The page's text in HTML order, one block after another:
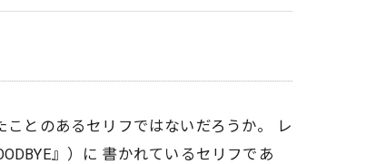
ことのあるセリフではないだろうか。 レ
』）に 書かれているセリフであ